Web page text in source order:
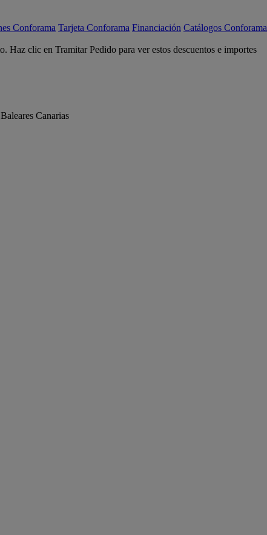
Conforama Tarjeta Conforama Financiación Catálogos Conforama
Haz clic en Tramitar Pedido para ver estos descuentos e importes
Baleares Canarias